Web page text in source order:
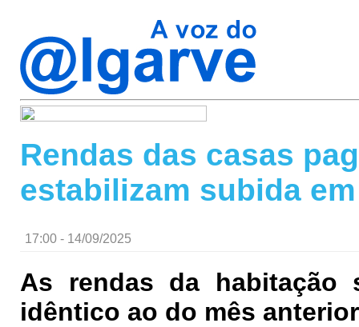
Rendas das casas
estabilizam subida
17:00 - 14/09/2025
As rendas da habitação
idêntico ao do mês